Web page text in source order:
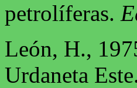
petrolíferas.
León, H.,
Urdaneta